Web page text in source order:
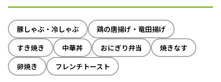
豚しゃぶ・冷しゃぶ
鶏の唐揚げ・竜田揚げ
すき焼き
中華丼 おにぎり弁当
焼きなす
卵焼き
フレンチトースト